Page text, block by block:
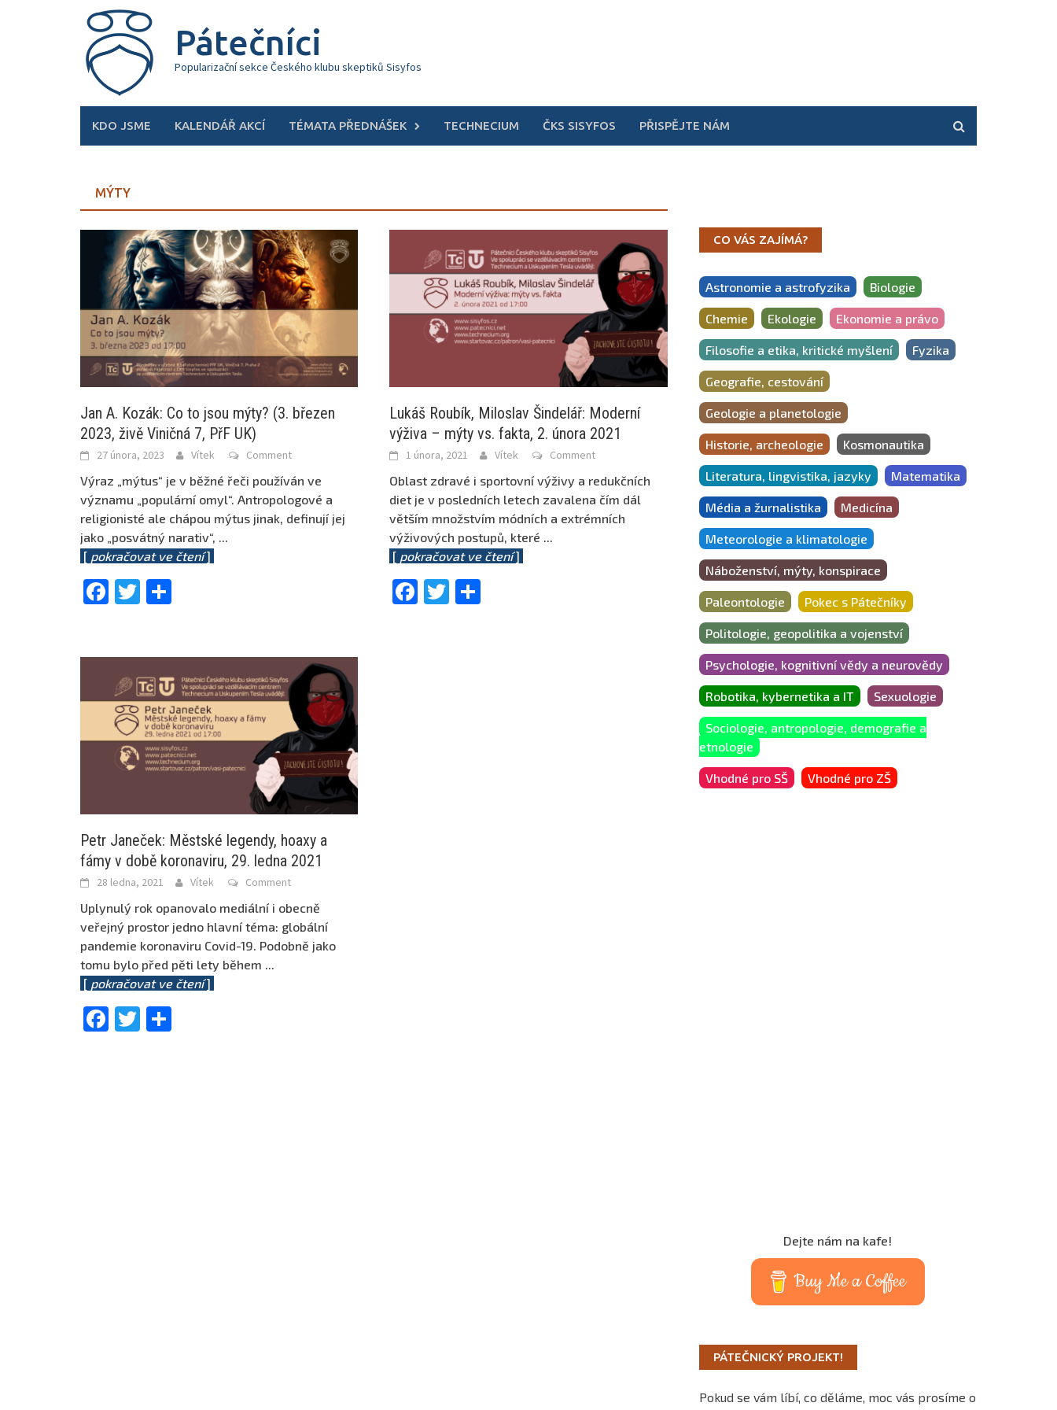
Pátečníci
Popularizační sekce Českého klubu skeptiků Sisyfos
KDO JSME KALENDÁŘ AKCÍ TÉMATA PŘEDNÁŠEK TECHNECIUM ČKS SISYFOS PŘISPĚJTE NÁM
MÝTY
Jan A. Kozák: Co to jsou mýty? (3. březen
2023, živě Viničná 7, PřF UK)
27 února, 2023 Vítek Comment
Výraz „mýtus“ je v běžné řeči používán ve
významu „populární omyl“. Antropologové a
religionisté ale chápou mýtus jinak, definují jej
jako „posvátný narativ“, ...
[ pokračovat ve čtení]
Facebook
Twitter
Lukáš Roubík, Miloslav Šindelář: Moderní
výživa – mýty vs. fakta, 2. února 2021
1 února, 2021 Vítek Comment
Oblast zdravé i sportovní výživy a redukčních
diet je v posledních letech zavalena čím dál
větším množstvím módních a extrémních
výživových postupů, které ...
[ pokračovat ve čtení]
Facebook
Twitter
Petr Janeček: Městské legendy, hoaxy a
fámy v době koronaviru, 29. ledna 2021
28 ledna, 2021 Vítek Comment
Uplynulý rok opanovalo mediální i obecně
veřejný prostor jedno hlavní téma: globální
pandemie koronaviru Covid-19. Podobně jako
tomu bylo před pěti lety během ...
[ pokračovat ve čtení]
Facebook
Twitter
CO VÁS ZAJÍMÁ?
Astronomie a astrofyzika Biologie
Chemie Ekologie Ekonomie a právo
Filosofie a etika, kritické myšlení Fyzika
Geografie, cestování
Geologie a planetologie
Historie, archeologie Kosmonautika
Literatura, lingvistika, jazyky Matematika
Média a žurnalistika Medicína
Meteorologie a klimatologie
Náboženství, mýty, konspirace
Paleontologie Pokec s Pátečníky
Politologie, geopolitika a vojenství
Psychologie, kognitivní vědy a neurovědy
Robotika, kybernetika a IT Sexuologie
Sociologie, antropologie, demografie a
etnologie
Vhodné pro SŠ Vhodné pro ZŠ
Dejte nám na kafe!
Buy Me a Coffee
PÁTEČNICKÝ PROJEKT!
Pokud se vám líbí, co děláme, moc vás prosíme o